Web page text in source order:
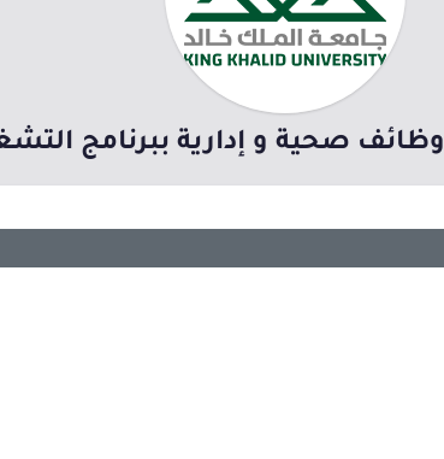
صحية و إدارية ببرنامج